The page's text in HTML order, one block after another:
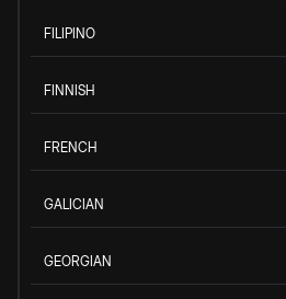
FILIPINO
FINNISH
FRENCH
GALICIAN
GEORGIAN